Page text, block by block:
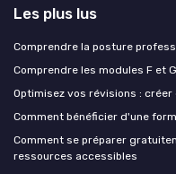
Les plus lus
Comprendre la posture
Comprendre les modules F et
Optimisez vos révisions :
Comment bénéficier d'une
Comment se préparer
ressources accessibles